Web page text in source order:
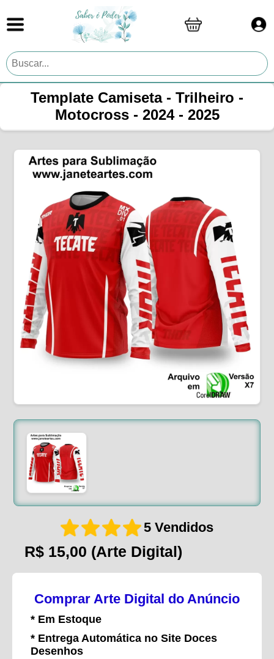
Template Camiseta - Trilheiro -
Motocross - 2024 - 2025
5 Vendidos
R$ 15,00 (Arte Digital)
Comprar Arte Digital do Anúncio
* Em Estoque
* Entrega Automática no Site Doces
Desenhos